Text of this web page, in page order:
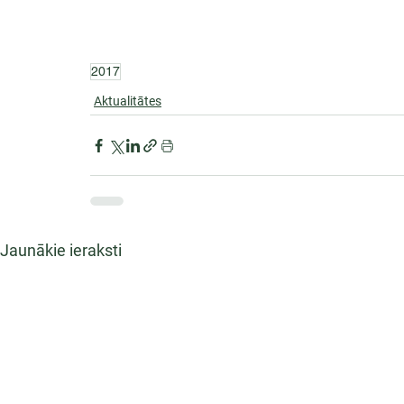
2017
Aktualitātes
Jaunākie ieraksti